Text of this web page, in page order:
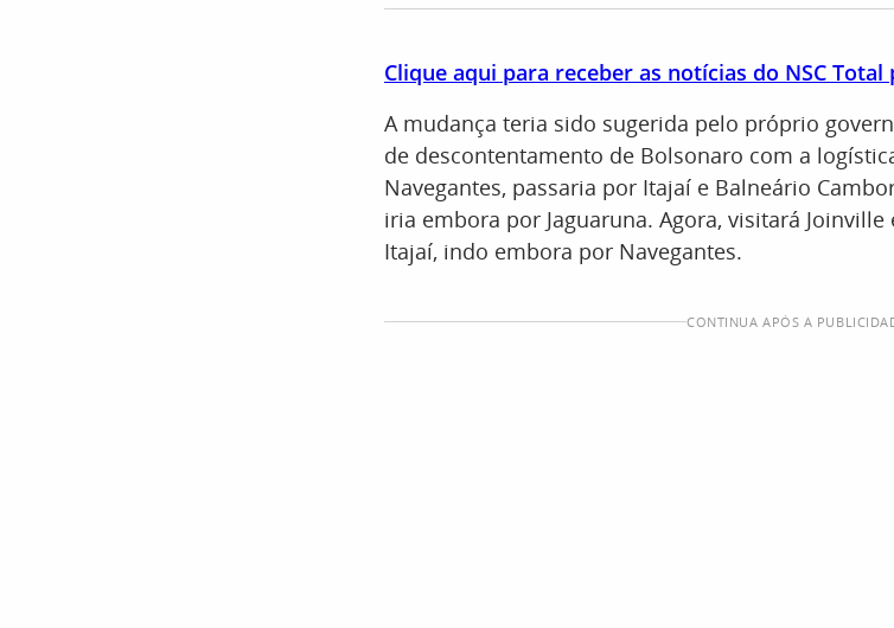
Clique aqui para receber as notícias do NSC
A mudança teria sido sugerida pelo próprio
de descontentamento de Bolsonaro com a
Navegantes, passaria por Itajaí e Balneário
iria embora por Jaguaruna. Agora, visitará
Itajaí, indo embora por Navegantes.
CONTINUA APÓS A